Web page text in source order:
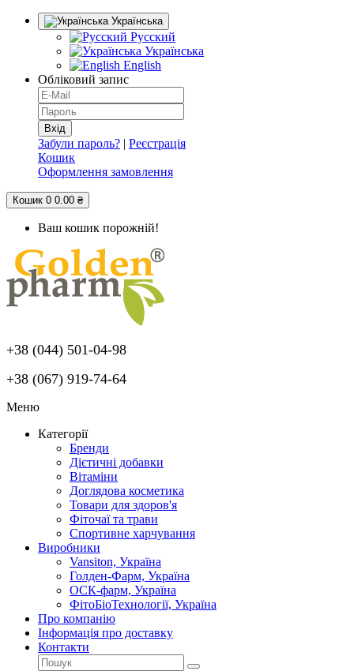
Українська
Русский
Українська
English
Обліковий запис
Забули пароль? | Реєстрація
Кошик
Оформлення замовлення
Кошик 0 0.00 ₴
Ваш кошик порожній!
+38 (044) 501-04-98
+38 (067) 919-74-64
Меню
Категорії
Бренди
Дієтичні добавки
Вітаміни
Доглядова косметика
Товари для здоров'я
Фіточаї та трави
Спортивне харчування
Виробники
Vansiton, Україна
Голден-Фарм, Україна
ОСК-фарм, Україна
ФітоБіоТехнології, Україна
Про компанію
Інформація про доставку
Контакти